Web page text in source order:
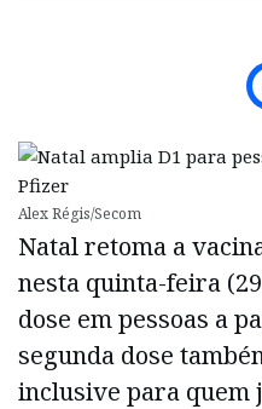
Alex Régis/Secom
Natal retoma a
nesta quinta-feira
dose em pessoas a
segunda dose
inclusive para quem